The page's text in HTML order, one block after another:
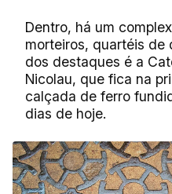
Dentro, há um
morteiros, quartéis de
dos destaques é a
Nicolau, que fica na
calçada de ferro
dias de hoje.